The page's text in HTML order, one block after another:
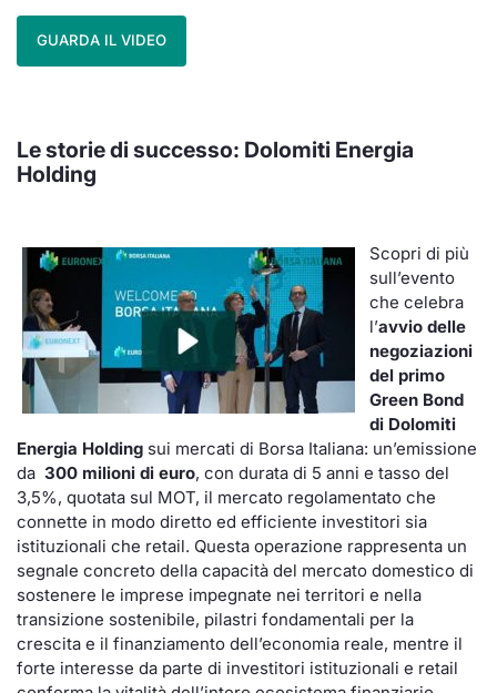
GUARDA IL VIDEO
Le storie di successo: Dolomiti Energia
Holding
Scopri di più
sull’evento
che celebra
l’avvio delle
negoziazioni
del primo
Green Bond
di Dolomiti
Energia Holding sui mercati di Borsa Italiana: un’emissione
da 300 milioni di euro, con durata di 5 anni e tasso del
3,5%, quotata sul MOT, il mercato regolamentato che
connette in modo diretto ed efficiente investitori sia
istituzionali che retail. Questa operazione rappresenta un
segnale concreto della capacità del mercato domestico di
sostenere le imprese impegnate nei territori e nella
transizione sostenibile, pilastri fondamentali per la
crescita e il finanziamento dell’economia reale, mentre il
forte interesse da parte di investitori istituzionali e retail